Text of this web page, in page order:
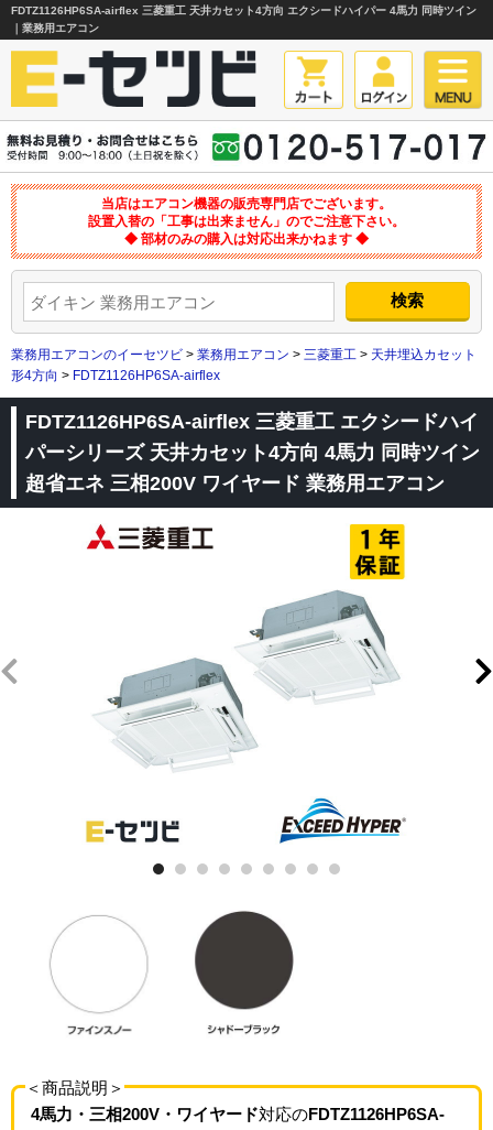
FDTZ1126HP6SA-airflex 三菱重工 天井カセット4方向 エクシードハイパー 4馬力 同時ツイン
｜業務用エアコン
当店はエアコン機器の販売専門店でございます。
設置入替の「工事は出来ません」のでご注意下さい。
◆ 部材のみの購入は対応出来かねます ◆
業務用エアコンのイーセツビ > 業務用エアコン > 三菱重工 > 天井埋込カセット
形4方向 > FDTZ1126HP6SA-airflex
FDTZ1126HP6SA-airflex 三菱重工 エクシードハイ
パーシリーズ 天井カセット4方向 4馬力 同時ツイン
超省エネ 三相200V ワイヤード 業務用エアコン
＜商品説明＞
4馬力・三相200V・ワイヤード対応のFDTZ1126HP6SA-